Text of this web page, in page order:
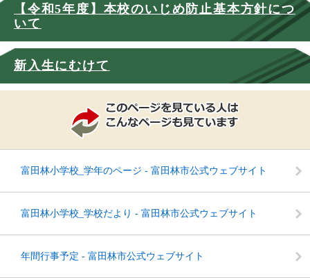
【令和5年度】本校のいじめ防止基本方針につ
いて
新入生にむけて
富田林小学校_学年のページ - 富田林市公式ウェブサイト
富田林小学校_学校だより - 富田林市公式ウェブサイト
年間行事予定 - 富田林市公式ウェブサイト